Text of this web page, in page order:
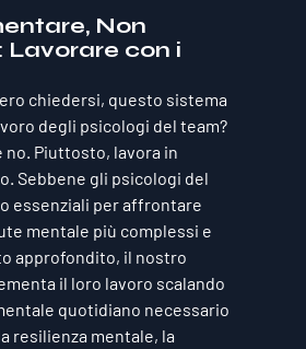
Non
Lavorare con i
chiedersi, questo sistema
degli psicologi del team?
Piuttosto, lavora in
Sebbene gli psicologi del
essenziali per affrontare
mentale più complessi e
approfondito, il nostro
il loro lavoro scalando
quotidiano necessario
resilienza mentale, la